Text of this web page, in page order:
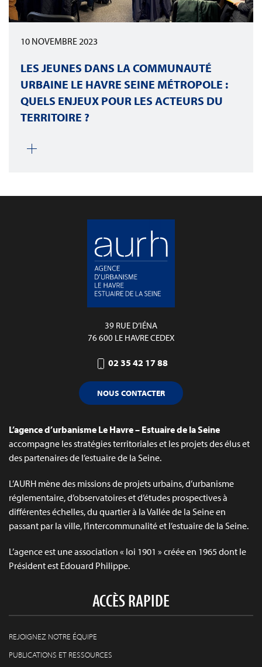
10 NOVEMBRE 2023
LES JEUNES DANS LA COMMUNAUTÉ
URBAINE LE HAVRE SEINE MÉTROPOLE :
QUELS ENJEUX POUR LES ACTEURS DU
TERRITOIRE ?
39 RUE D’IÉNA
76 600 LE HAVRE CEDEX
02 35 42 17 88
NOUS CONTACTER
L’agence d’urbanisme Le Havre – Estuaire de la Seine
accompagne les stratégies territoriales et les projets des élus et
des partenaires de l’estuaire de la Seine.
L’AURH mène des missions de projets urbains, d’urbanisme
réglementaire, d’observatoires et d’études prospectives à
différentes échelles, du quartier à la Vallée de la Seine en
passant par la ville, l’intercommunalité et l’estuaire de la Seine.
L’agence est une association « loi 1901 » créée en 1965 dont le
Président est Edouard Philippe.
ACCÈS RAPIDE
REJOIGNEZ NOTRE ÉQUIPE
PUBLICATIONS ET RESSOURCES